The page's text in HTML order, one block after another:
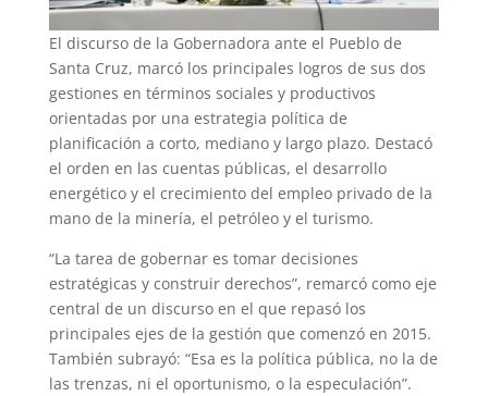
El discurso de la Gobernadora ante el Pueblo de
Santa Cruz, marcó los principales logros de sus dos
gestiones en términos sociales y productivos
orientadas por una estrategia política de
planificación a corto, mediano y largo plazo. Destacó
el orden en las cuentas públicas, el desarrollo
energético y el crecimiento del empleo privado de la
mano de la minería, el petróleo y el turismo.
“La tarea de gobernar es tomar decisiones
estratégicas y construir derechos”, remarcó como eje
central de un discurso en el que repasó los
principales ejes de la gestión que comenzó en 2015.
También subrayó: “Esa es la política pública, no la de
las trenzas, ni el oportunismo, o la especulación”.